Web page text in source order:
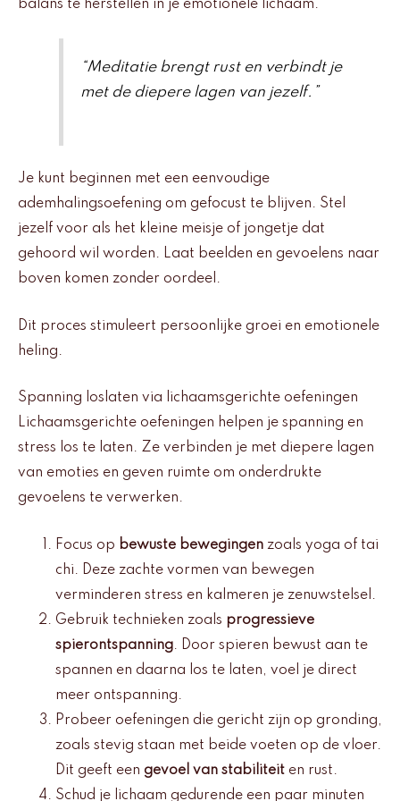
balans te herstellen in je emotionele lichaam.
“Meditatie brengt rust en verbindt je
met de diepere lagen van jezelf.”
Je kunt beginnen met een eenvoudige
ademhalingsoefening om gefocust te blijven. Stel
jezelf voor als het kleine meisje of jongetje dat
gehoord wil worden. Laat beelden en gevoelens naar
boven komen zonder oordeel.
Dit proces stimuleert persoonlijke groei en emotionele
heling.
Spanning loslaten via lichaamsgerichte oefeningen
Lichaamsgerichte oefeningen helpen je spanning en
stress los te laten. Ze verbinden je met diepere lagen
van emoties en geven ruimte om onderdrukte
gevoelens te verwerken.
Focus op bewuste bewegingen zoals yoga of tai
chi. Deze zachte vormen van bewegen
verminderen stress en kalmeren je zenuwstelsel.
Gebruik technieken zoals progressieve
spierontspanning. Door spieren bewust aan te
spannen en daarna los te laten, voel je direct
meer ontspanning.
Probeer oefeningen die gericht zijn op gronding,
zoals stevig staan met beide voeten op de vloer.
Dit geeft een gevoel van stabiliteit en rust.
Schud je lichaam gedurende een paar minuten